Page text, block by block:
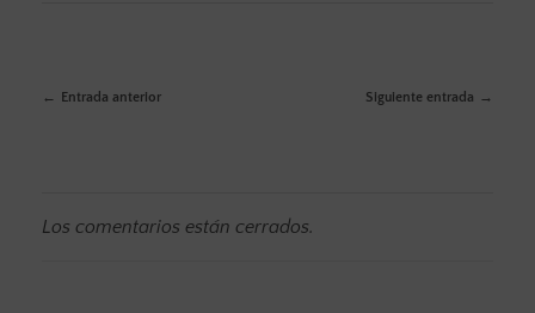
Entrada anterior Siguiente entrada
Los comentarios están cerrados.